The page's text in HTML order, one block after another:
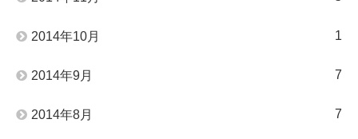
2014年10月 1
2014年9月 7
2014年8月 7